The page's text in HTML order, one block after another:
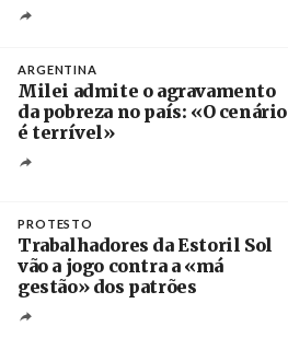
ARGENTINA
Milei admite o agravamento
da pobreza no país: «O cenário
é terrível»
PROTESTO
Trabalhadores da Estoril Sol
vão a jogo contra a «má
gestão» dos patrões